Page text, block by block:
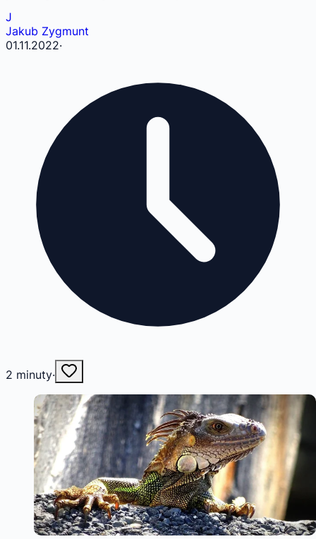
J
Jakub Zygmunt
01.11.2022·
2 minuty·